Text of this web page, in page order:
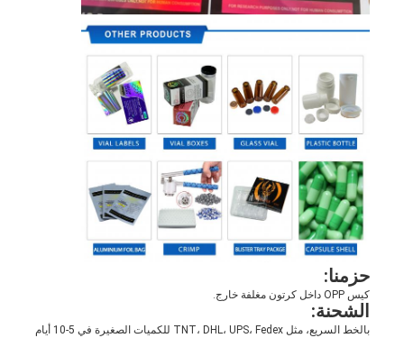
حزمنا:
كيس OPP داخل كرتون مغلفة خارج.
الشحنة:
بالخط السريع، مثل TNT، DHL، UPS، Fedex للكميات الصغيرة في 5-10 أيام